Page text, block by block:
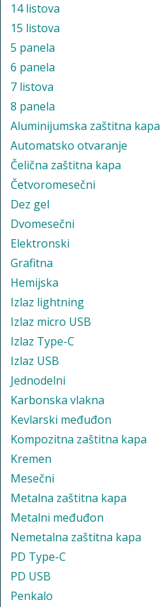
14 listova
15 listova
5 panela
6 panela
7 listova
8 panela
Aluminijumska zaštitna kapa
Automatsko otvaranje
Čelična zaštitna kapa
Četvoromesečni
Dez gel
Dvomesečni
Elektronski
Grafitna
Hemijska
Izlaz lightning
Izlaz micro USB
Izlaz Type-C
Izlaz USB
Jednodelni
Karbonska vlakna
Kevlarski međuđon
Kompozitna zaštitna kapa
Kremen
Mesečni
Metalna zaštitna kapa
Metalni međuđon
Nemetalna zaštitna kapa
PD Type-C
PD USB
Penkalo